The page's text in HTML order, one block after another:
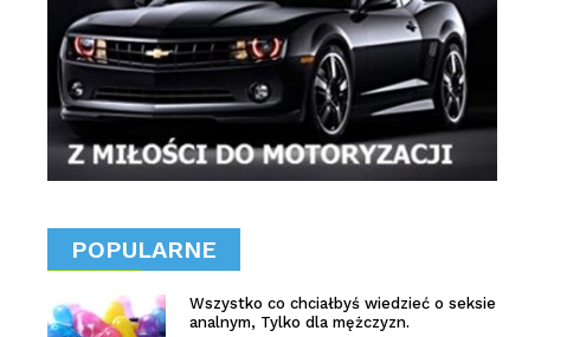
POPULARNE
Wszystko co chciałbyś wiedzieć o seksie
analnym, Tylko dla mężczyzn.